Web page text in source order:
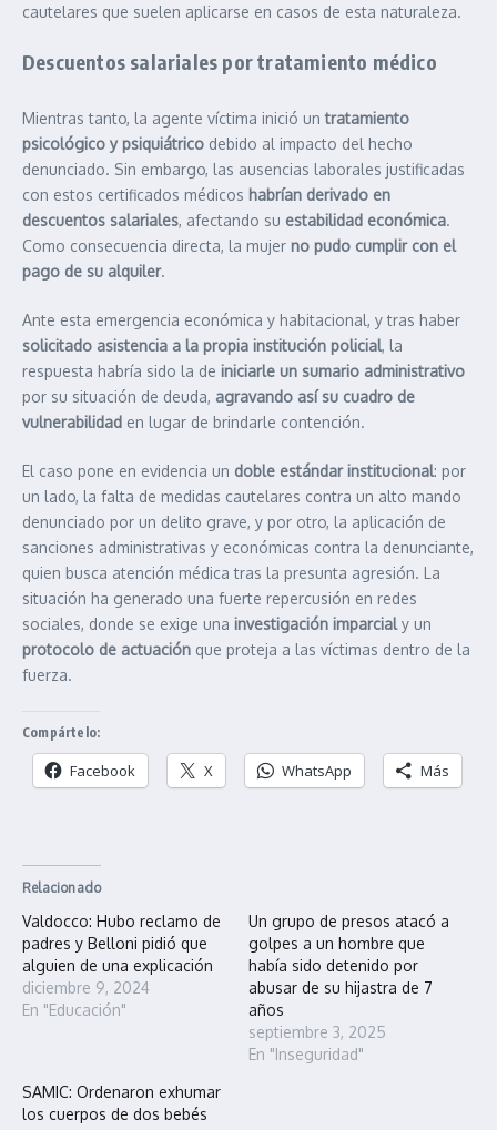
cautelares que suelen aplicarse en casos de esta naturaleza.
Descuentos salariales por tratamiento médico
Mientras tanto, la agente víctima inició untratamiento
psicológico y psiquiátrico debido al impacto del hecho
denunciado. Sin embargo, las ausencias laborales justificadas
con estos certificados médicos habrían derivado en
descuentos salariales, afectando su estabilidad económica.
Como consecuencia directa, la mujer no pudo cumplir con el
pago de su alquiler.
Ante esta emergencia económica y habitacional, y tras haber
solicitado asistencia a la propia institución policial, la
respuesta habría sido la de iniciarle un sumario administrativo
por su situación de deuda, agravando así su cuadro de
vulnerabilidad en lugar de brindarle contención.
El caso pone en evidencia un doble estándar institucional: por
un lado, la falta de medidas cautelares contra un alto mando
denunciado por un delito grave, y por otro, la aplicación de
sanciones administrativas y económicas contra la denunciante,
quien busca atención médica tras la presunta agresión. La
situación ha generado una fuerte repercusión en redes
sociales, donde se exige una investigación imparcialy un
protocolo de actuación que proteja a las víctimas dentro de la
fuerza.
Compártelo:
Facebook X WhatsApp Más
Relacionado
Valdocco: Hubo reclamo de
padres y Belloni pidió que
alguien de una explicación
diciembre 9, 2024
En "Educación"
Un grupo de presos atacó a
golpes a un hombre que
había sido detenido por
abusar de su hijastra de 7
años
septiembre 3, 2025
En "Inseguridad"
SAMIC: Ordenaron exhumar
los cuerpos de dos bebés